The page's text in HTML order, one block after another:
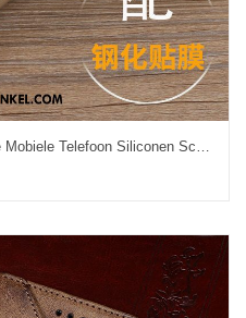
Samsung Galaxy A5 2017 Hoesje Mobiele Telefoon Siliconen Schrobben, Samsung Galaxy A5 2017 Hoesje Hoes Zacht